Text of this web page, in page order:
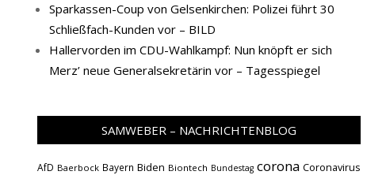
Sparkassen-Coup von Gelsenkirchen: Polizei führt 30
Schließfach-Kunden vor – BILD
Hallervorden im CDU-Wahlkampf: Nun knöpft er sich
Merz’ neue Generalsekretärin vor – Tagesspiegel
SAMWEBER – NACHRICHTENBLOG
AfD Baerbock Bayern Biden Biontech Bundestag corona Coronavirus